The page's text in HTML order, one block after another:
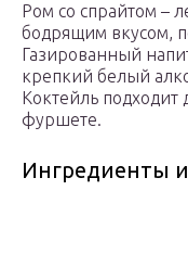
Ром со спрайтом –
бодрящим вкусом,
Газированный
крепкий белый
Коктейль подходит
фуршете.
Ингредиенты